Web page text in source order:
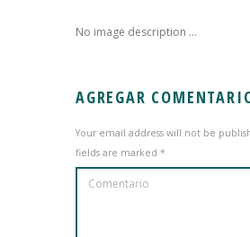
No image description ...
AGREGAR
Your email address will not be
fields are marked *